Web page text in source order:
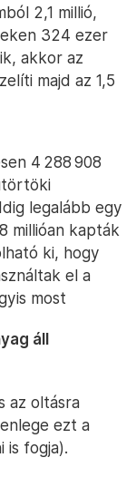
2,1 millió,
324 ezer
akkor az
majd az 1,5
4 288 908
legalább egy
millióan kapták
ki, hogy
el a
most
áll
az oltásra
ezt a
is fogja).